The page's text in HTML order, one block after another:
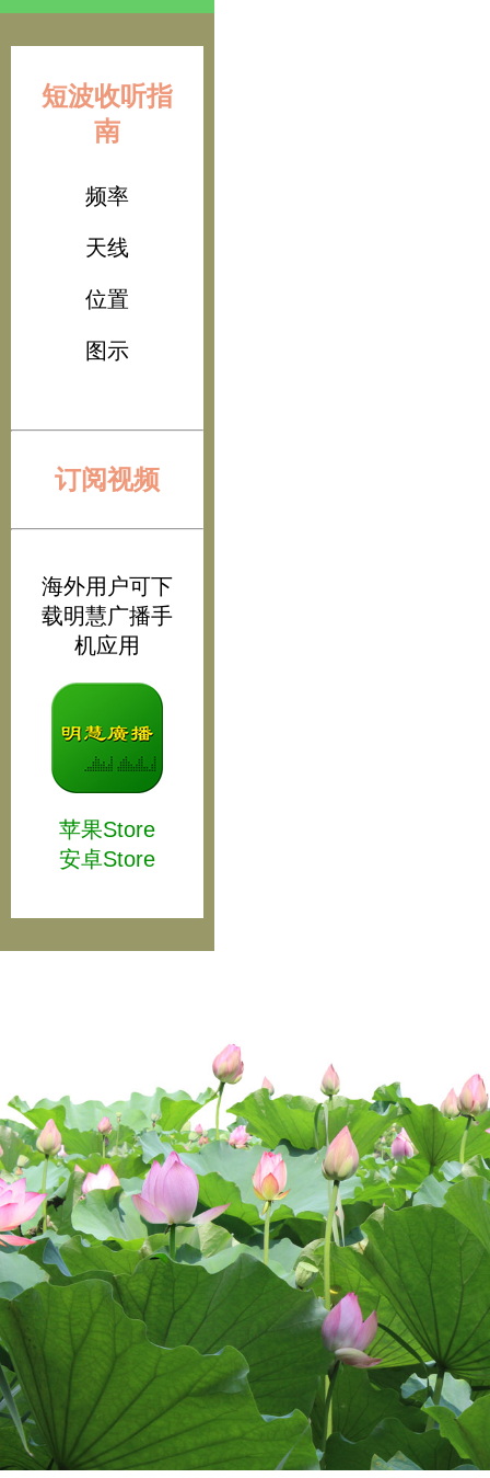
短波收听指
南
频率
天线
位置
图示
订阅视频
海外用户可下
载明慧广播手
机应用
苹果Store
安卓Store